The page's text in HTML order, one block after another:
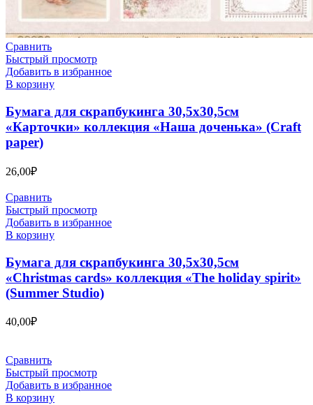
Сравнить
Быстрый просмотр
Добавить в избранное
В корзину
Бумага для скрапбукинга 30,5х30,5см
«Карточки» коллекция «Наша доченька» (Craft
paper)
26,00₽
Сравнить
Быстрый просмотр
Добавить в избранное
В корзину
Бумага для скрапбукинга 30,5х30,5см
«Christmas cards» коллекция «The holiday spirit»
(Summer Studio)
40,00₽
Сравнить
Быстрый просмотр
Добавить в избранное
В корзину